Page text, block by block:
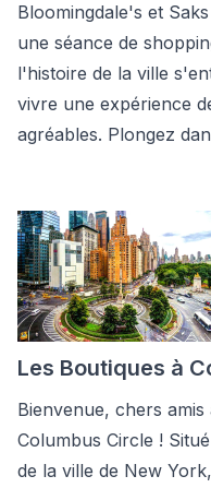
Bloomingdale's et
une séance de
l'histoire de la ville
vivre une expérience
agréables. Plongez
Les Boutiques à
Bienvenue, chers
Columbus Circle !
de la ville de New